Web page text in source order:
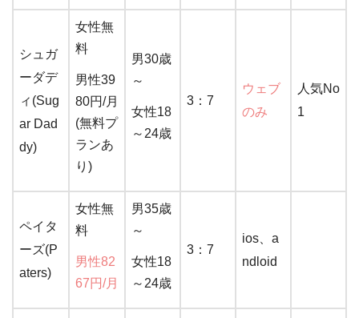
シュガ
ーダデ
ィ(Sug
ar Dad
dy)
女性無
料
男性39
80円/月
(無料プ
ランあ
り)
男30歳
～
女性18
～24歳
3：7
ウェブ
のみ
人気No
1
ペイタ
ーズ(P
aters)
女性無
料
男性82
67円/月
男35歳
～
女性18
～24歳
3：7
ios、a
ndloid